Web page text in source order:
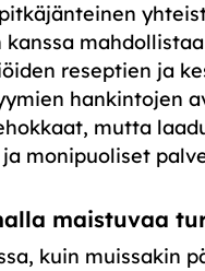
kanssa mahdollistaa
reseptien ja
hankintojen
mutta
monipuoliset
maistuvaa
kuin muissakin